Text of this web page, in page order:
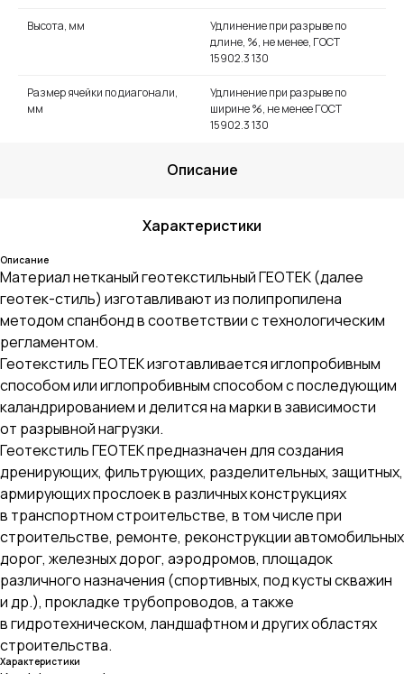
Высота, мм
Удлинение при разрыве по
длине, %, не менее, ГОСТ
15902.3 130
Размер ячейки по диагонали,
мм
Удлинение при разрыве по
ширине %, не менее ГОСТ
15902.3 130
Описание
Характеристики
Описание
Материал нетканый геотекстильный ГЕОТЕК (далее
геотек-стиль) изготавливают из полипропилена
методом спанбонд в соответствии с технологическим
регламентом.
Геотекстиль ГЕОТЕК изготавливается иглопробивным
способом или иглопробивным способом с последующим
каландрированием и делится на марки в зависимости
от разрывной нагрузки.
Геотекстиль ГЕОТЕК предназначен для создания
дренирующих, фильтрующих, разделительных, защитных,
армирующих прослоек в различных конструкциях
в транспортном строительстве, в том числе при
строительстве, ремонте, реконструкции автомобильных
дорог, железных дорог, аэродромов, площадок
различного назначения (спортивных, под кусты скважин
и др.), прокладке трубопроводов, а также
в гидротехническом, ландшафтном и других областях
строительства.
Характеристики